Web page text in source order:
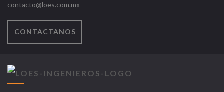
contacto@loes.com.mx
CONTACTANOS